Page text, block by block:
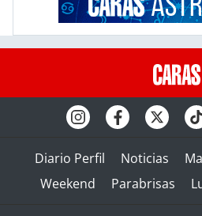
Diario Perfil Noticias
Weekend
Parabrisas